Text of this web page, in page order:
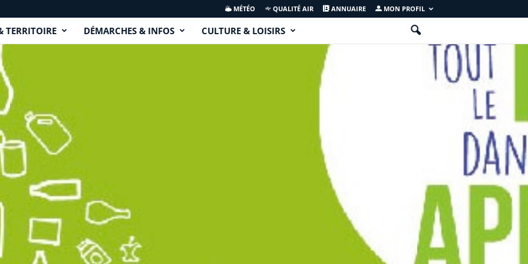
MÉTÉO QUALITÉ AIR ANNUAIRE MON PROFIL
TERRITOIRE DÉMARCHES & INFOS CULTURE & LOISIRS